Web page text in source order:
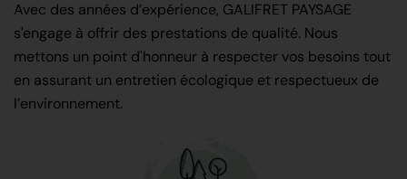
Avec des années d’expérience, GALIFRET PAYSAGE
s'engage à offrir des prestations de qualité. Nous
mettons un point d'honneur à respecter vos besoins tout
en assurant un entretien écologique et respectueux de
l’environnement.